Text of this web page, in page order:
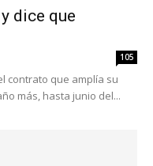
dice que
105
contrato que amplía su
más, hasta junio del...